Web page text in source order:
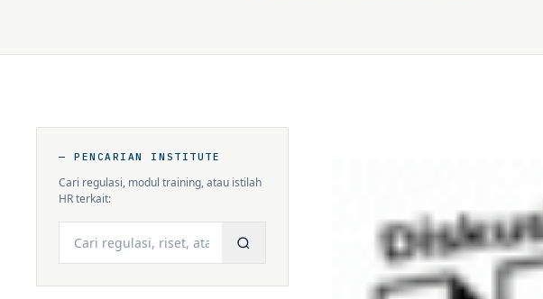
— PENCARIAN INSTITUTE
Cari regulasi, modul training, atau istilah
HR terkait:
Cari